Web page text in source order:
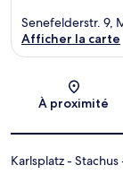
Senefelderstr. 9,
Afficher la carte
À proximité
Karlsplatz - Stachus